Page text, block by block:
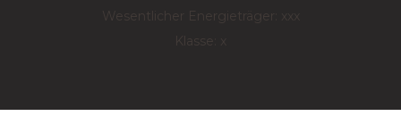
Wesentlicher Energieträger: xxx
Klasse: x